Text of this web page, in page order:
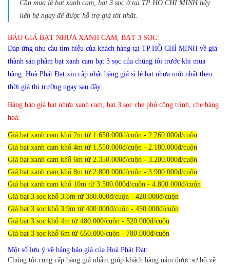
Cần mua lẻ bạt xanh cam, bạt 3 sọc ở tại TP HỒ CHÍ MINH hãy
liên hệ ngay để được hỗ trợ giá tốt nhất.
BÁO GIÁ BẠT NHỰA XANH CAM, BẠT 3 SỌC:
Đáp ứng nhu cầu tìm hiểu của khách hàng tại TP HỒ CHÍ MINH về giá
thành sản phẩm bạt xanh cam bạt 3 sọc của chúng tôi trước khi mua
hàng. Hoà Phát Đạt xin cập nhật bảng giá sỉ lẻ bạt nhựa mới nhất theo
thời giá thị trường ngay sau đây:
Bảng báo giá bạt nhựa xanh cam, bạt 3 sọc che phủ công trình, che hàng
hoá:
Giá bạt xanh cam khổ 2m từ 1.650.000đ/cuộn - 2.260.000đ/cuộn
Giá bạt xanh cam khổ 4m từ 1.550.000đ/cuộn - 2.180.000đ/cuộn
Giá bạt xanh cam khổ 6m từ 2.350.000đ/cuộn - 3.200.000đ/cuộn
Giá bạt xanh cam khổ 8m từ 2.800.000đ/cuộn - 3.900.000đ/cuộn
Giá bạt xanh cam khổ 10m từ 3.500.000đ/cuộn - 4.800.000đ/cuộn
Giá bạt 3 sọc khổ 3.8m từ 380.000đ/cuộn - 420.000đ/cuộn
Giá bạt 3 sọc khổ 3.9m từ 400.000đ/cuộn - 450.000đ/cuộn
Giá bạt 3 sọc khổ 4m từ 480.000/cuộn - 520.000đ/cuộn
Giá bạt 3 sọc khổ 6m từ 650.000/cuộn - 780.000đ/cuộn
Một số lưu ý về bảng báo giá của Hoà Phát Đạt:
Chúng tôi cung cấp bảng giá nhằm giúp khách hàng nắm được sơ bộ về